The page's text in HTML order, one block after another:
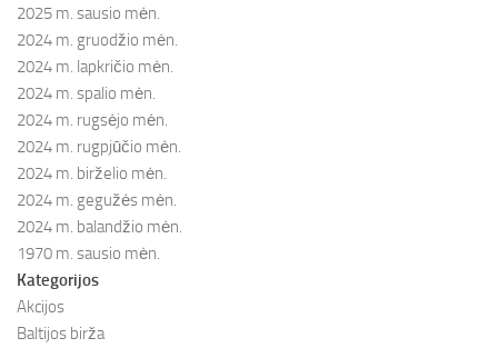
2025 m. sausio mėn.
2024 m. gruodžio mėn.
2024 m. lapkričio mėn.
2024 m. spalio mėn.
2024 m. rugsėjo mėn.
2024 m. rugpjūčio mėn.
2024 m. birželio mėn.
2024 m. gegužės mėn.
2024 m. balandžio mėn.
1970 m. sausio mėn.
Kategorijos
Akcijos
Baltijos birža